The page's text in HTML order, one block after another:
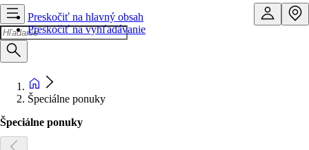
Preskočiť na hlavný obsah
Preskočiť na vyhľadávanie
Špeciálne ponuky
Špeciálne ponuky